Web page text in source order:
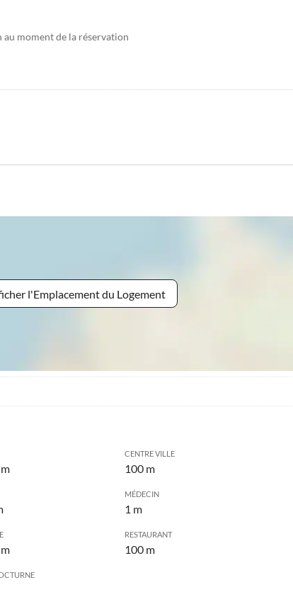
moment de la réservation
l'Emplacement du Logement
CENTRE VILLE
100 m
MÉDECIN
1 m
RESTAURANT
100 m